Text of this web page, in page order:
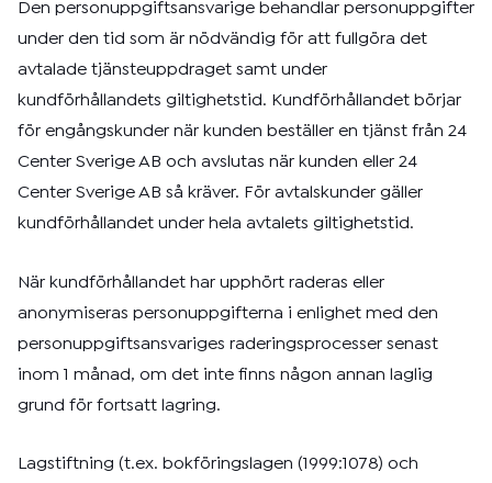
Den personuppgiftsansvarige behandlar personuppgifter
under den tid som är nödvändig för att fullgöra det
avtalade tjänsteuppdraget samt under
kundförhållandets giltighetstid. Kundförhållandet börjar
för engångskunder när kunden beställer en tjänst från 24
Center Sverige AB och avslutas när kunden eller 24
Center Sverige AB så kräver. För avtalskunder gäller
kundförhållandet under hela avtalets giltighetstid.
När kundförhållandet har upphört raderas eller
anonymiseras personuppgifterna i enlighet med den
personuppgiftsansvariges raderingsprocesser senast
inom 1 månad, om det inte finns någon annan laglig
grund för fortsatt lagring.
Lagstiftning (t.ex. bokföringslagen (1999:1078) och